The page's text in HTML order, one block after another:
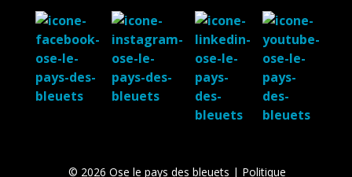
© 2026 Ose le pays des bleuets | Politique